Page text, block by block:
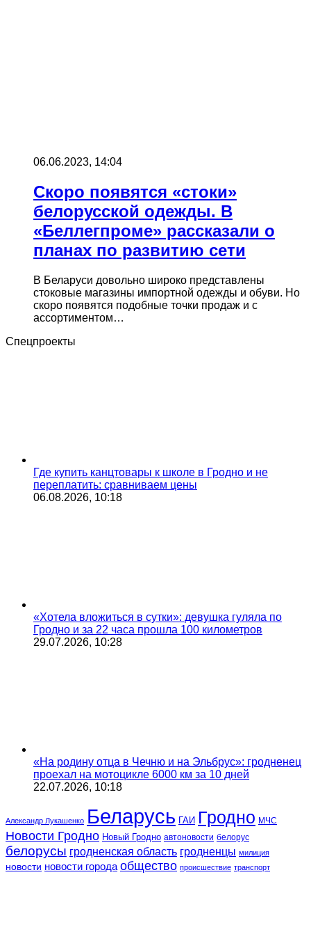
06.06.2023, 14:04
Скоро появятся «стоки»
белорусской одежды. В
«Беллегпроме» рассказали о
планах по развитию сети
В Беларуси довольно широко представлены
стоковые магазины импортной одежды и обуви. Но
скоро появятся подобные точки продаж и с
ассортиментом…
Спецпроекты
Где купить канцтовары к школе в Гродно и не
переплатить: сравниваем цены
06.08.2026, 10:18
«Хотела вложиться в сутки»: девушка гуляла по
Гродно и за 22 часа прошла 100 километров
29.07.2026, 10:28
«На родину отца в Чечню и на Эльбрус»: гродненец
проехал на мотоцикле 6000 км за 10 дней
22.07.2026, 10:18
Александр Лукашенко Беларусь ГАИ Гродно МЧС
Новости Гродно Новый Гродно автоновости белорус
белорусы гродненская область гродненцы милиция
новости новости города общество происшествие транспорт